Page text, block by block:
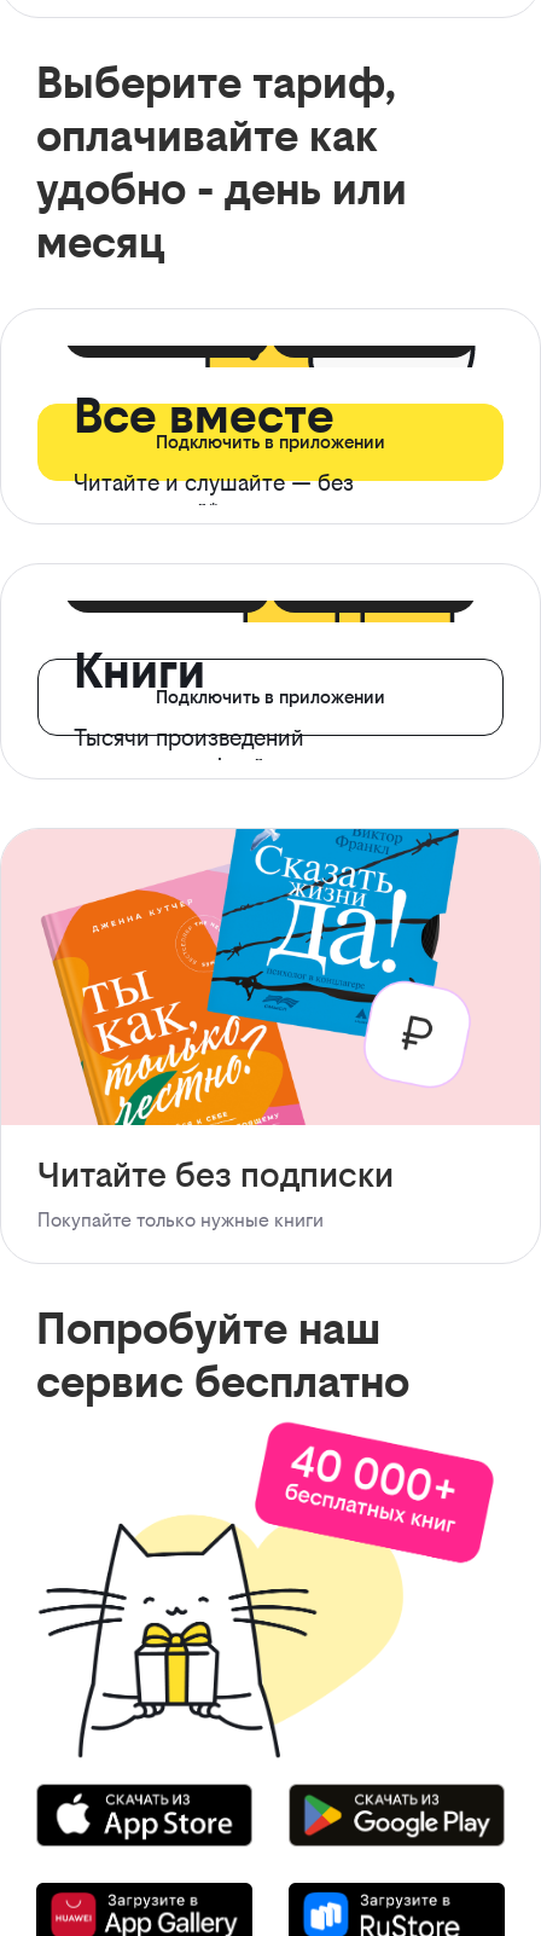
Выберите тариф,
оплачивайте как
удобно - день или
месяц
Все вместе
Читайте и слушайте — без
ограничений*
Подключить в приложении
Книги
Тысячи произведений
с доступом офлайн
Подключить в приложении
Читайте без подписки
Покупайте только нужные книги
Попробуйте наш
сервис бесплатно